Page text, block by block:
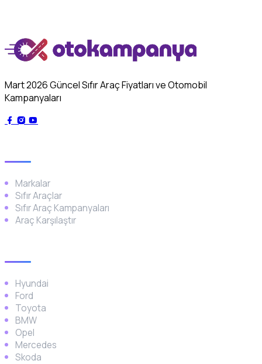
Mart 2026 Güncel Sıfır Araç Fiyatları ve Otomobil
Kampanyaları
Markalar
Sıfır Araçlar
Sıfır Araç Kampanyaları
Araç Karşılaştır
Hyundai
Ford
Toyota
BMW
Opel
Mercedes
Skoda